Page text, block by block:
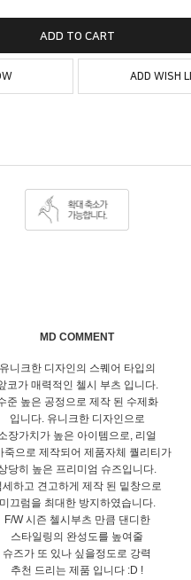
ADD TO CART
ADD WISH
MD COMMENT
유니크한 디자인의 스퀘어 타입의
코가 매력적인 첼시 부츠 입니다.
준 높은 공정으로 제작 된 수제화
입니다. 유니크한 디자인으로
장가치가 높은 아이템으로, 리얼
죽으로 제작되어 제품자체 퀄리티가
당히 높은 프리미엄 슈즈입니다.
세하고 견고하게 제작 된 밑창으로
미끄럼을 최대한 방지하였습니다.
F/W 시즌 첼시부츠 만큼 댄디한
스타일링의 완성도를 높여줄
슈즈가 또 있나 싶을정도로 강력
추천 드리는 제품 입니다 :D !